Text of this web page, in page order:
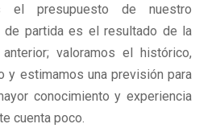
el presupuesto de nuestro
de partida es el resultado de la
valoramos el histórico,
y estimamos una previsión para
conocimiento y experiencia
cuenta poco.